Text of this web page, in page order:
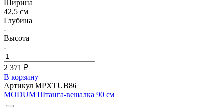
Ширина
42,5 см
Глубина
-
Высота
-
2 371 ₽
В корзину
Артикул MPXTUB86
MODUM Штанга-вешалка 90 см